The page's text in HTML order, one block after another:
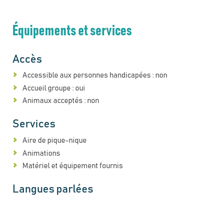
Équipements et services
Accès
Accessible aux personnes handicapées : non
Accueil groupe : oui
Animaux acceptés : non
Services
Aire de pique-nique
Animations
Matériel et équipement fournis
Langues parlées